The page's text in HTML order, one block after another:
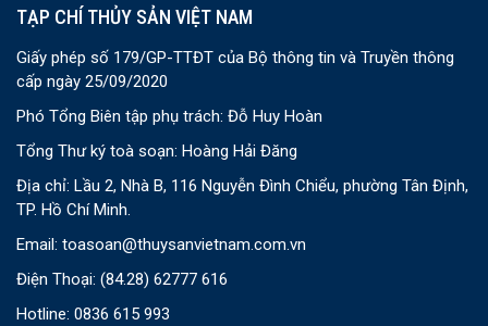
TẠP CHÍ THỦY SẢN VIỆT NAM
Giấy phép số 179/GP-TTĐT của Bộ thông tin và Truyền thông
cấp ngày 25/09/2020
Phó Tổng Biên tập phụ trách: Đỗ Huy Hoàn
Tổng Thư ký toà soạn: Hoàng Hải Đăng
Địa chỉ: Lầu 2, Nhà B, 116 Nguyễn Đình Chiểu, phường Tân Định,
TP. Hồ Chí Minh.
Email: toasoan@thuysanvietnam.com.vn
Điện Thoại: (84.28) 62777 616
Hotline: 0836 615 993